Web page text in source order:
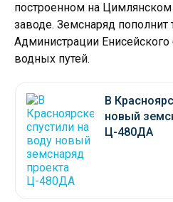
построенном на
заводе. Земснаряд пополнит
Администрации Енисейского
водных путей.
В
новый
Ц-480ДА